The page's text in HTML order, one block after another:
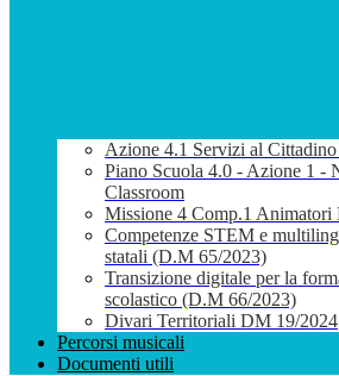
Azione 4.1 Servizi al
Piano Scuola 4.0 - Azione 1 -
Classroom
Missione 4 Comp.1
Competenze STEM e
statali (D.M 65/2023)
Transizione digitale per la
scolastico (D.M 66/2023)
Divari Territoriali DM 19/2024
Percorsi musicali
Documenti utili